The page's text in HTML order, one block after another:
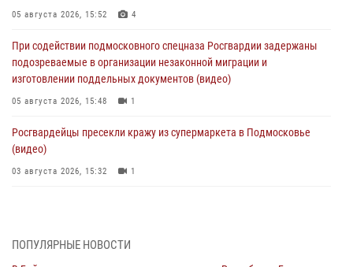
05 августа 2026, 15:52 4
При содействии подмосковного спецназа Росгвардии задержаны
подозреваемые в организации незаконной миграции и
изготовлении поддельных документов (видео)
05 августа 2026, 15:48 1
Росгвардейцы пресекли кражу из супермаркета в Подмосковье
(видео)
03 августа 2026, 15:32 1
03 августа 2026, 15:08 1
ПОПУЛЯРНЫЕ НОВОСТИ